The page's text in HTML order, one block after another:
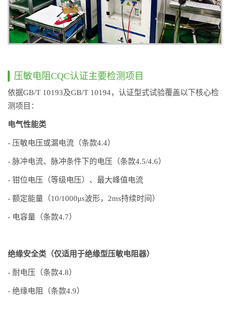
压敏电阻CQC认证主要检测项目
依据GB/T 10193及GB/T 10194，认证型式试验覆盖以下核心检
测项目：
电气性能类
- 压敏电压或漏电流（条款4.4）
- 脉冲电流、脉冲条件下的电压（条款4.5/4.6）
- 钳位电压（等级电压）、最大峰值电流
- 额定能量（10/1000μs波形，2ms持续时间）
- 电容量（条款4.7）
绝缘安全类（仅适用于绝缘型压敏电阻器）
- 耐电压（条款4.8）
- 绝缘电阻（条款4.9）